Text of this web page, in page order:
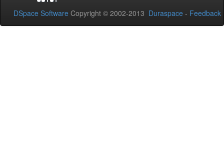
DSpace Software Copyright © 2002-2013 Duraspace - Feedback